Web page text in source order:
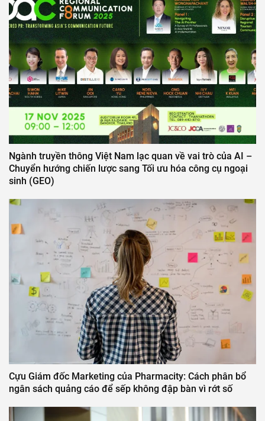
Ngành truyền thông Việt Nam lạc quan về vai trò của AI –
Chuyển hướng chiến lược sang Tối ưu hóa công cụ ngoại
sinh (GEO)
Cựu Giám đốc Marketing của Pharmacity: Cách phân bổ
ngân sách quảng cáo để sếp không đập bàn vì rớt số